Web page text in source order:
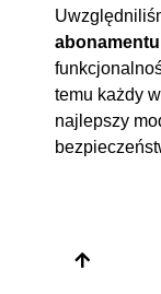
abonamentu
temu każdy
najlepszy